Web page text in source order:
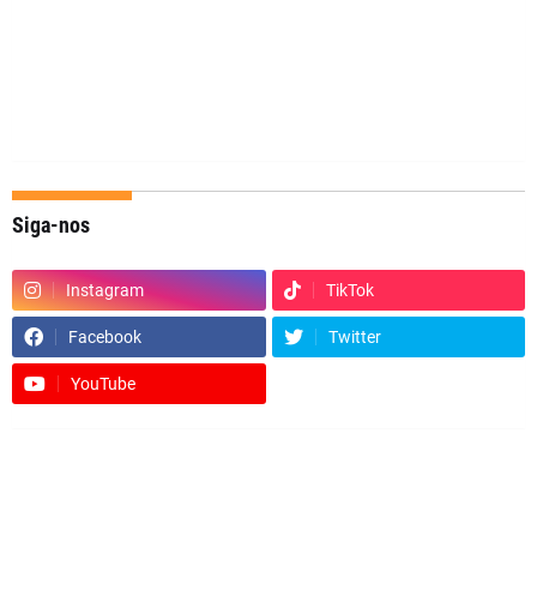
Siga-nos
Instagram TikTok
Facebook Twitter
YouTube